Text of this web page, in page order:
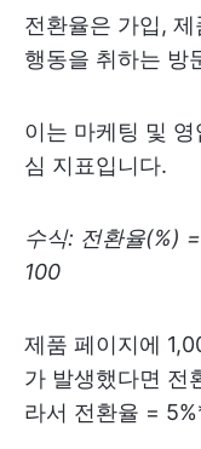
전환율은 가입,
행동을 취하는 방
이는 마케팅 및
심 지표입니다.
수식: 전환율(%)
100
제품 페이지에
가 발생했다면 전
라서 전환율 =